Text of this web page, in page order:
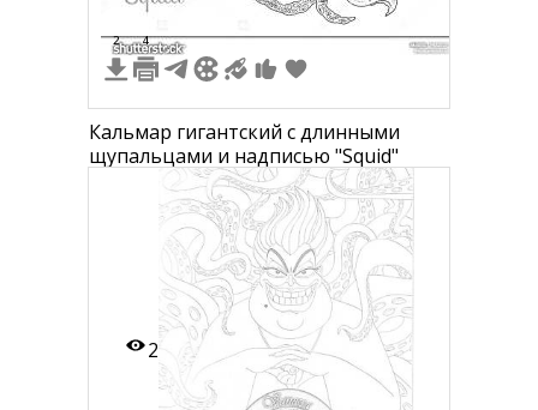
2 4
Кальмар гигантский с длинными
щупальцами и надписью "Squid"
2